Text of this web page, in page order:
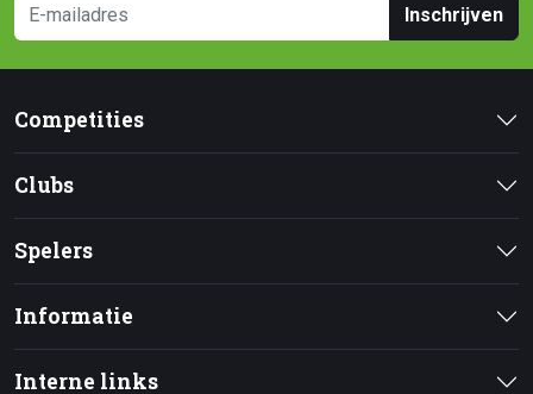
Inschrijven
Competities
Clubs
Spelers
Informatie
Interne links